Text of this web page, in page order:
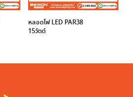
หลอดไฟ LED PAR38
15วัตต์